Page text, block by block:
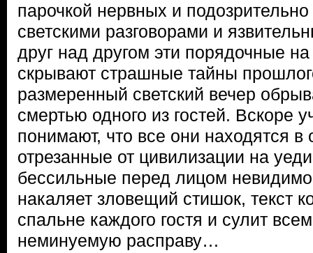
парочкой нервных и
светскими разговорами и
друг над другом эти порядочные
скрывают страшные тайны
размеренный светский вечер
смертью одного из гостей. Вскоре
понимают, что все они находятся
отрезанные от цивилизации на
бессильные перед лицом
накаляет зловещий стишок, текст
спальне каждого гостя и сулит
неминуемую расправу…